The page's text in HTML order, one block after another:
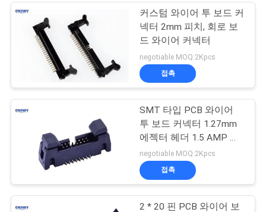
장
품
커스텀 와이어 투 보드 커
넥터 2mm 피치, 회로 보
드 와이어 커넥터
negotiable MOQ:2Kpcs
접촉
SMT 타입 PCB 와이어
투 보드 커넥터 1.27mm
에젝터 헤더 1.5 AMP 전
류 등급
negotiable MOQ:2Kpcs
접촉
2 * 20 핀 PCB 와이어 보